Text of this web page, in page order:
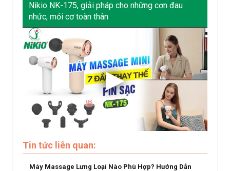
Nikio NK-175, giải pháp cho những cơn đau
nhức, mỏi cơ toàn thân
Tin tức liên quan:
Máy Massage Lưng Loại Nào Phù Hợp? Hướng Dẫn